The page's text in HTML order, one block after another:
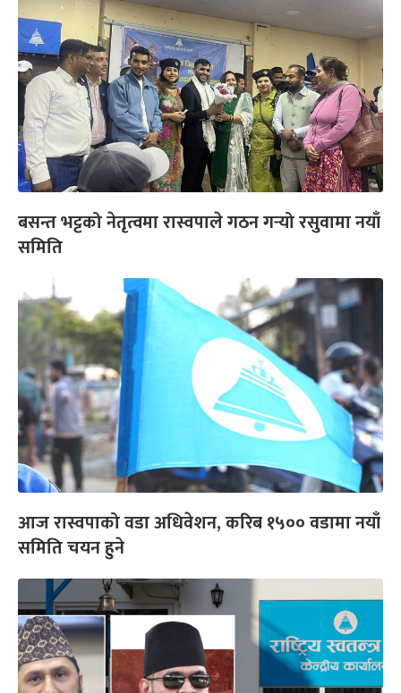
बसन्त भट्टको नेतृत्वमा रास्वपाले गठन गर्‍यो रसुवामा नयाँ
समिति
आज रास्वपाको वडा अधिवेशन, करिब १५०० वडामा नयाँ
समिति चयन हुने